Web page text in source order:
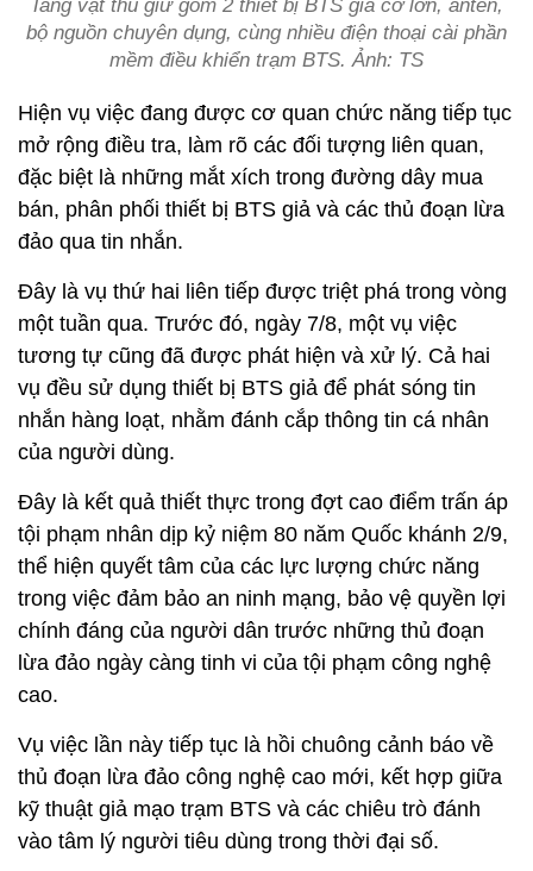
Tang vật thu giữ gồm 2 thiết bị BTS giả cỡ lớn, anten,
bộ nguồn chuyên dụng, cùng nhiều điện thoại cài phần
mềm điều khiển trạm BTS. Ảnh: TS
Hiện vụ việc đang được cơ quan chức năng tiếp tục
mở rộng điều tra, làm rõ các đối tượng liên quan,
đặc biệt là những mắt xích trong đường dây mua
bán, phân phối thiết bị BTS giả và các thủ đoạn lừa
đảo qua tin nhắn.
Đây là vụ thứ hai liên tiếp được triệt phá trong vòng
một tuần qua. Trước đó, ngày 7/8, một vụ việc
tương tự cũng đã được phát hiện và xử lý. Cả hai
vụ đều sử dụng thiết bị BTS giả để phát sóng tin
nhắn hàng loạt, nhằm đánh cắp thông tin cá nhân
của người dùng.
Đây là kết quả thiết thực trong đợt cao điểm trấn áp
tội phạm nhân dịp kỷ niệm 80 năm Quốc khánh 2/9,
thể hiện quyết tâm của các lực lượng chức năng
trong việc đảm bảo an ninh mạng, bảo vệ quyền lợi
chính đáng của người dân trước những thủ đoạn
lừa đảo ngày càng tinh vi của tội phạm công nghệ
cao.
Vụ việc lần này tiếp tục là hồi chuông cảnh báo về
thủ đoạn lừa đảo công nghệ cao mới, kết hợp giữa
kỹ thuật giả mạo trạm BTS và các chiêu trò đánh
vào tâm lý người tiêu dùng trong thời đại số.